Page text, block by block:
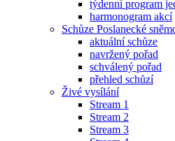
týdenní program
harmonogram akcí
Schůze Poslanecké
aktuální schůze
navržený pořad
schválený pořad
přehled schůzí
Živé vysílání
Stream 1
Stream 2
Stream 3